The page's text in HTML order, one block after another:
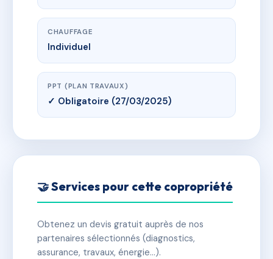
CHAUFFAGE
Individuel
PPT (PLAN TRAVAUX)
✓ Obligatoire (27/03/2025)
🤝 Services pour cette copropriété
Obtenez un devis gratuit auprès de nos
partenaires sélectionnés (diagnostics,
assurance, travaux, énergie…).